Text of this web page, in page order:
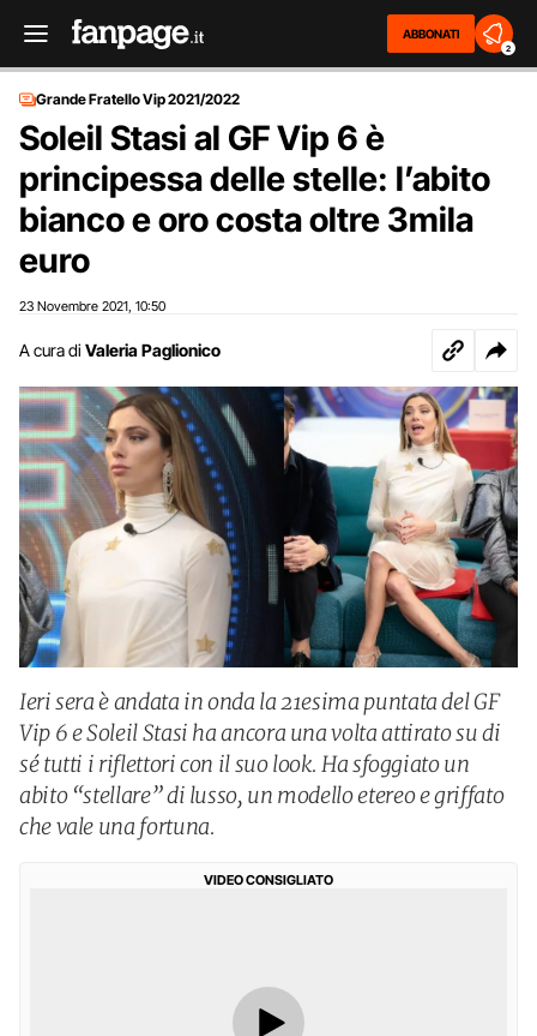
ABBONATI
2
Grande Fratello Vip 2021/2022
Soleil Stasi al GF Vip 6 è
principessa delle stelle: l’abito
bianco e oro costa oltre 3mila
euro
23 Novembre 2021 10:50
A cura di Valeria Paglionico
Ieri sera è andata in onda la 21esima puntata del GF
Vip 6 e Soleil Stasi ha ancora una volta attirato su di
sé tutti i riflettori con il suo look. Ha sfoggiato un
abito “stellare” di lusso, un modello etereo e griffato
che vale una fortuna.
VIDEO CONSIGLIATO